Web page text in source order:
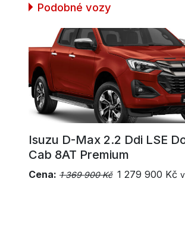
Podobné vozy
Isuzu D-Max 2.2 Ddi LSE
Cab 8AT Premium
Cena: 1 369 900 Kč 1 279 900 Kč